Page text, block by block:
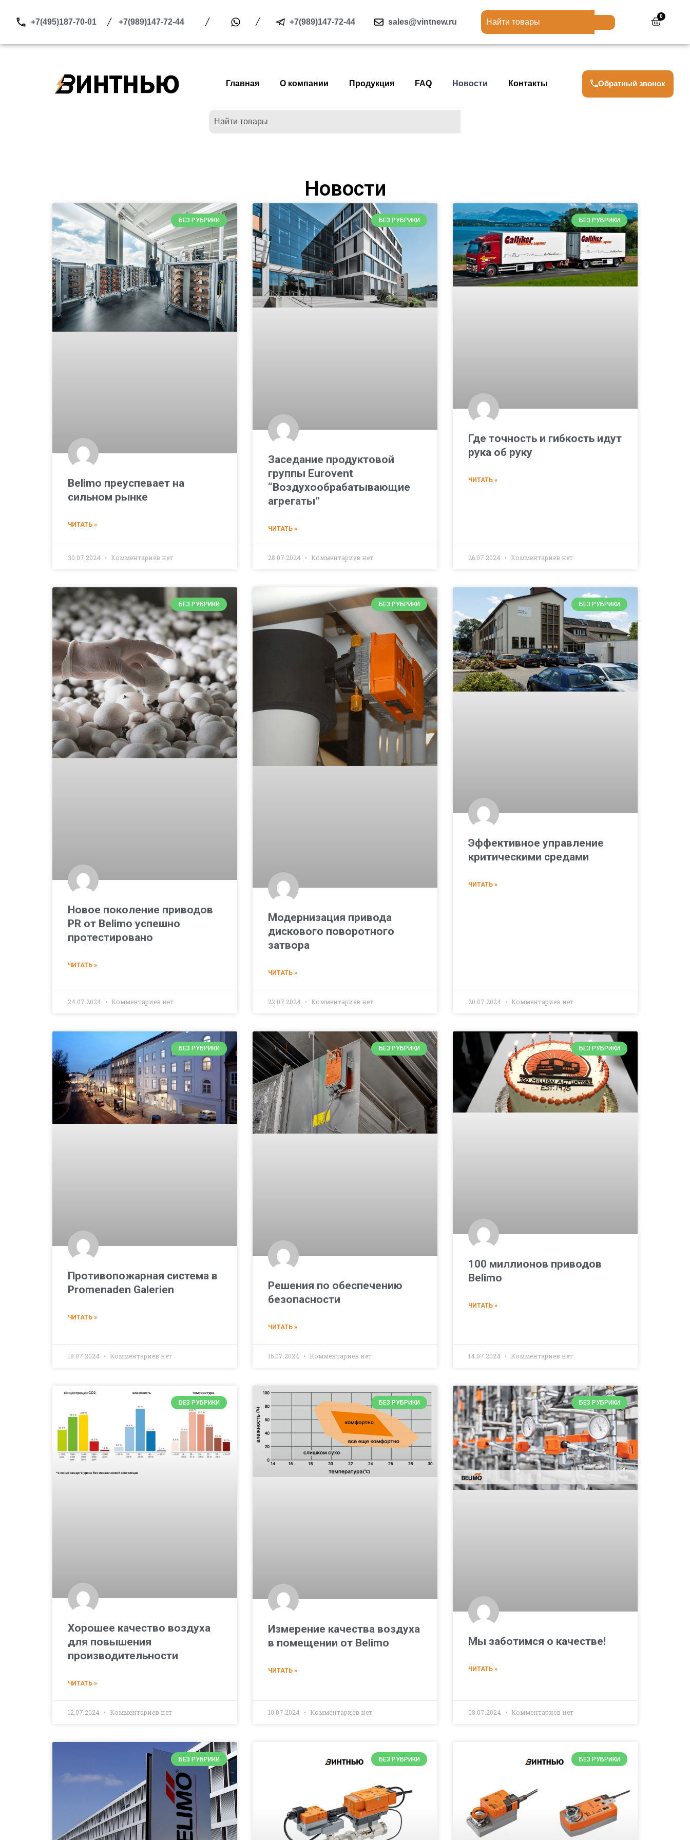
+7(495)187-70-01 +7(989)147-72-44 +7(989)147-72-44 sales@vintnew.ru
0Cart
Главная О компании Продукция FAQ Новости Контакты Обратный звонок
Новости
БЕЗ РУБРИКИ
Belimo преуспевает на
сильном рынке
ЧИТАТЬ »
30.07.2024 Комментариев нет
БЕЗ РУБРИКИ
Заседание продуктовой
группы Eurovent
“Воздухообрабатывающие
агрегаты”
ЧИТАТЬ »
28.07.2024 Комментариев нет
БЕЗ РУБРИКИ
Где точность и гибкость идут
рука об руку
ЧИТАТЬ »
26.07.2024 Комментариев нет
БЕЗ РУБРИКИ
Новое поколение приводов
PR от Belimo успешно
протестировано
ЧИТАТЬ »
24.07.2024 Комментариев нет
БЕЗ РУБРИКИ
Модернизация привода
дискового поворотного
затвора
ЧИТАТЬ »
22.07.2024 Комментариев нет
БЕЗ РУБРИКИ
Эффективное управление
критическими средами
ЧИТАТЬ »
20.07.2024 Комментариев нет
БЕЗ РУБРИКИ
Противопожарная система в
Promenaden Galerien
ЧИТАТЬ »
18.07.2024 Комментариев нет
БЕЗ РУБРИКИ
Решения по обеспечению
безопасности
ЧИТАТЬ »
16.07.2024 Комментариев нет
БЕЗ РУБРИКИ
100 миллионов приводов
Belimo
ЧИТАТЬ »
14.07.2024 Комментариев нет
БЕЗ РУБРИКИ
Хорошее качество воздуха
для повышения
производительности
ЧИТАТЬ »
12.07.2024 Комментариев нет
БЕЗ РУБРИКИ
Измерение качества воздуха
в помещении от Belimo
ЧИТАТЬ »
10.07.2024 Комментариев нет
БЕЗ РУБРИКИ
Мы заботимся о качестве!
ЧИТАТЬ »
08.07.2024 Комментариев нет
БЕЗ РУБРИКИ БЕЗ РУБРИКИ БЕЗ РУБРИКИ